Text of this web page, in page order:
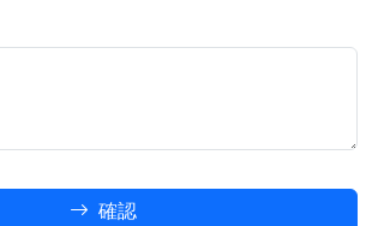
確認